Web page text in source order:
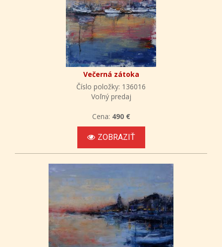
Večerná zátoka
Číslo položky: 136016
Voľný predaj
Cena: 490 €
ZOBRAZIŤ